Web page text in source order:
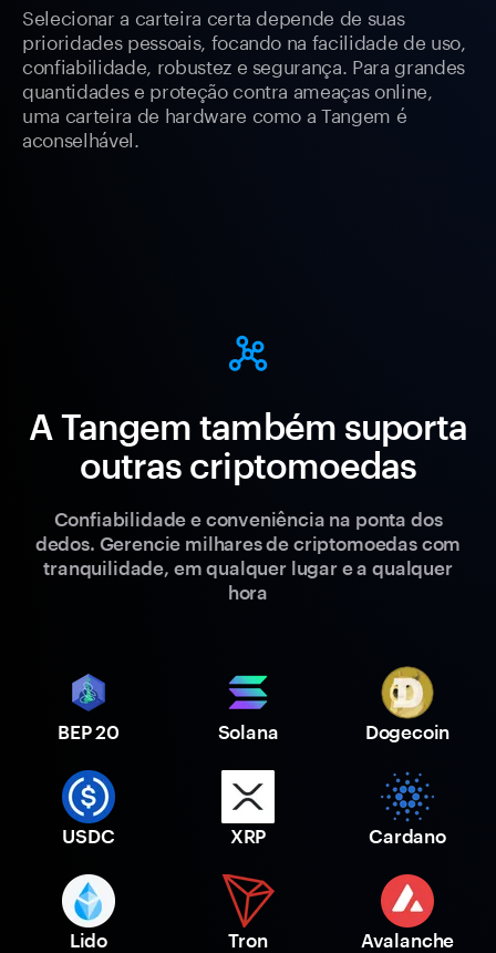
Selecionar a carteira certa depende de suas
prioridades pessoais, focando na facilidade de uso,
confiabilidade, robustez e segurança. Para grandes
quantidades e proteção contra ameaças online,
uma carteira de hardware como a Tangem é
aconselhável.
A Tangem também suporta
outras criptomoedas
Confiabilidade e conveniência na ponta dos
dedos. Gerencie milhares de criptomoedas com
tranquilidade, em qualquer lugar e a qualquer
hora
BEP 20 Solana Dogecoin
USDC XRP Cardano
Lido Tron Avalanche